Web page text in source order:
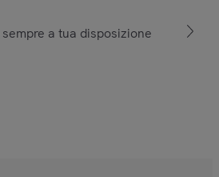
a tua disposizione